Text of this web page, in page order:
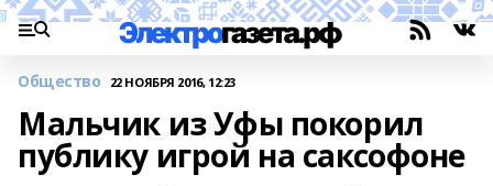
Общество 22 НОЯБРЯ 2016, 12:23
Мальчик из Уфы покорил
публику игрой на саксофоне